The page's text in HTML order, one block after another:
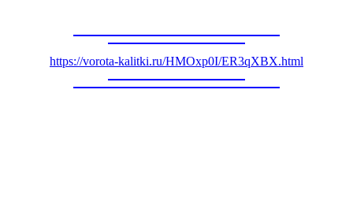
https://vorota-kalitki.ru/HMOxp0I/ER3qXBX.html